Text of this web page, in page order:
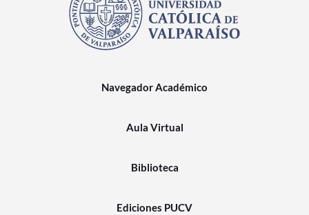
Navegador Académico
Aula Virtual
Biblioteca
Ediciones PUCV